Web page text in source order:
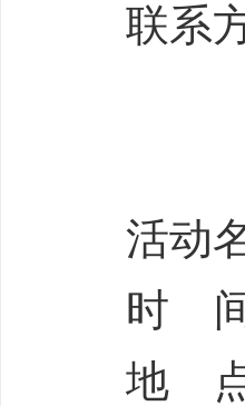
联系
活动
时 间
地 点